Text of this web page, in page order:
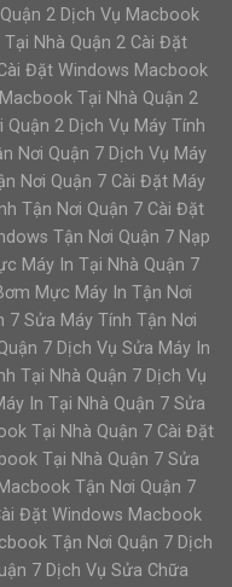
2 Dịch Vụ Macbook
Nhà Quận 2 Cài Đặt
Đặt Windows Macbook
Tại Nhà Quận 2
2 Dịch Vụ Máy Tính
Nơi Quận 7 Dịch Vụ Máy
Nơi Quận 7 Cài Đặt Máy
Tận Nơi Quận 7 Cài Đặt
Tận Nơi Quận 7 Nạp
Máy In Tại Nhà Quận 7
Mực Máy In Tận Nơi
7 Sửa Máy Tính Tận Nơi
7 Dịch Vụ Sửa Máy In
Tại Nhà Quận 7 Dịch Vụ
In Tại Nhà Quận 7 Sửa
Tại Nhà Quận 7 Cài Đặt
Tại Nhà Quận 7 Sửa
Tận Nơi Quận 7
Đặt Windows Macbook
Tận Nơi Quận 7 Dịch
7 Dịch Vụ Sửa Chữa